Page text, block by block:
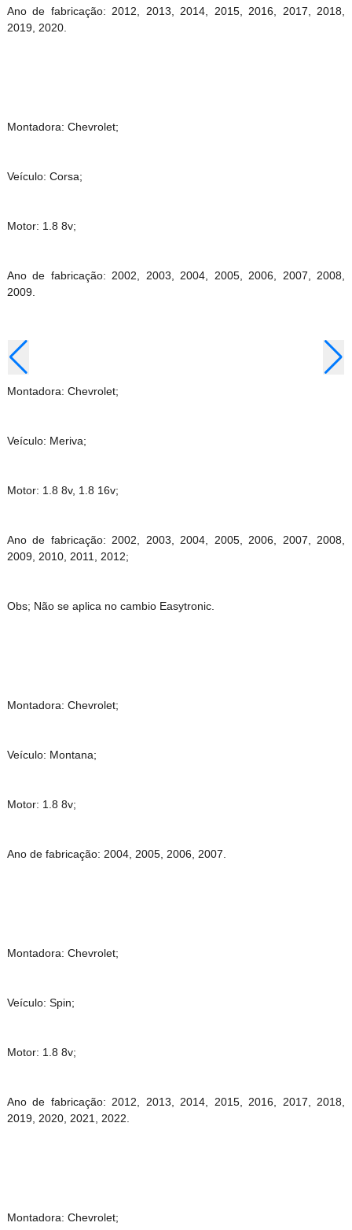
Ano de fabricação: 2012, 2013, 2014, 2015, 2016, 2017, 2018,
2019, 2020.
Montadora: Chevrolet;
Veículo: Corsa;
Motor: 1.8 8v;
Ano de fabricação: 2002, 2003, 2004, 2005, 2006, 2007, 2008,
2009.
Montadora: Chevrolet;
Veículo: Meriva;
Motor: 1.8 8v, 1.8 16v;
Ano de fabricação: 2002, 2003, 2004, 2005, 2006, 2007, 2008,
2009, 2010, 2011, 2012;
Obs; Não se aplica no cambio Easytronic.
Montadora: Chevrolet;
Veículo: Montana;
Motor: 1.8 8v;
Ano de fabricação: 2004, 2005, 2006, 2007.
Montadora: Chevrolet;
Veículo: Spin;
Motor: 1.8 8v;
Ano de fabricação: 2012, 2013, 2014, 2015, 2016, 2017, 2018,
2019, 2020, 2021, 2022.
Montadora: Chevrolet;